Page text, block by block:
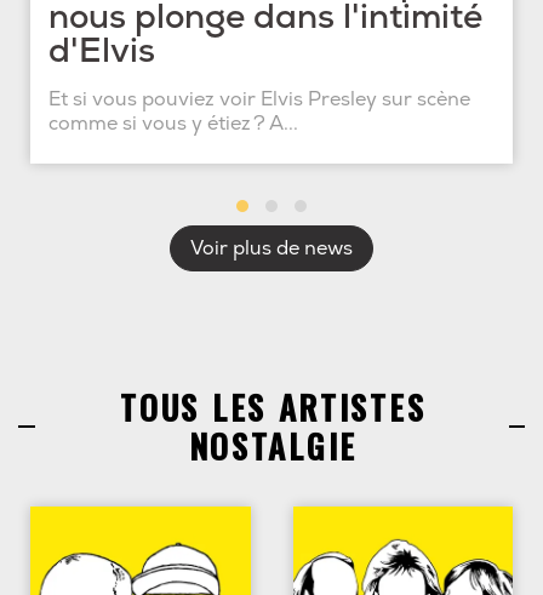
nous plonge dans l'intimité
d'Elvis
Et si vous pouviez voir Elvis Presley sur scène
comme si vous y étiez ? A...
Voir plus de news
TOUS LES ARTISTES
NOSTALGIE